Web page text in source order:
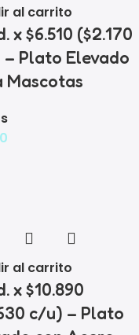
al carrito
x $6.510 ($2.170
Plato Elevado
Mascotas
al carrito
x $10.890
c/u) – Plato